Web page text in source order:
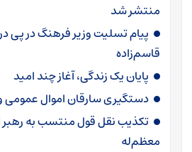
منتشر شد
پیام تسلیت وزیر فرهنگ در پی
قاسم‌زاده
پایان یک زندگی، آغاز چند امید
دستگیری سارقان اموال
تکذیب نقل قول منتسب به رهبر
معظم‌له